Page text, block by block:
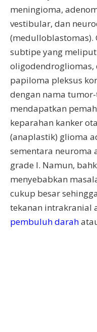
meningioma,
vestibular, dan
subtipe yang
oligodendrogliomas,
papiloma pleksus
dengan nama
mendapatkan
keparahan kanker
(anaplastik) glioma
sementara neuroma
grade I. Namun,
menyebabkan
cukup besar
tekanan intrakranial
pembuluh darah